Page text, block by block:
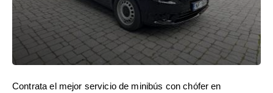
Contrata el mejor servicio de minibús con chófer en